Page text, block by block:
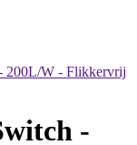
200L/W - Flikkervrij
-